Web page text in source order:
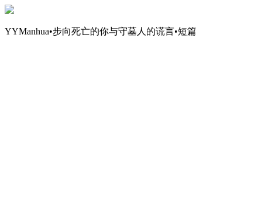
YYManhua•步向死亡的你与守墓人的谎言•短篇